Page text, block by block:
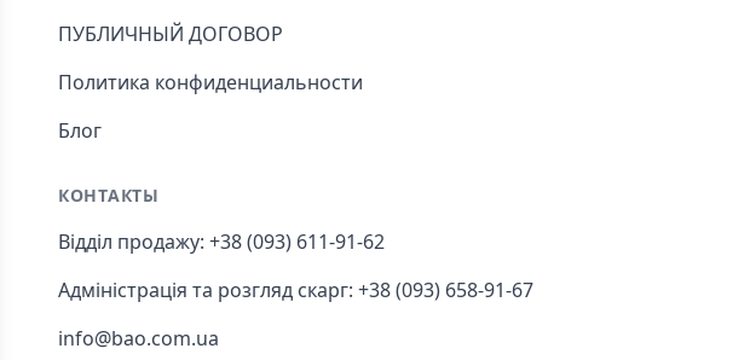
ПУБЛИЧНЫЙ ДОГОВОР
Политика конфиденциальности
Блог
КОНТАКТЫ
Відділ продажу: +38 (093) 611-91-62
Адміністрація та розгляд скарг: +38 (093) 658-91-67
info@bao.com.ua